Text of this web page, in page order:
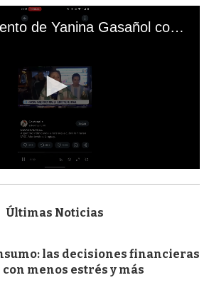
El mal momento de Yanina Gasañol con un hincha argentino en "Subrayado"
Últimas Noticias
las decisiones financieras
menos estrés y más